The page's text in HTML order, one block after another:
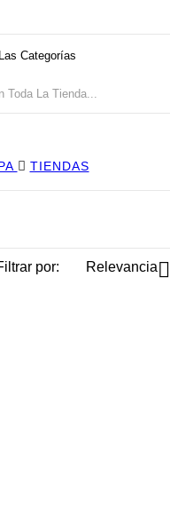
TIENDAS
por: Relevancia